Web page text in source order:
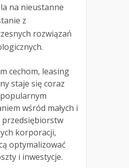
na nieustanne
z
rozwiązań
cechom, leasing
staje się coraz
wśród małych i
przedsiębiorstw
korporacji,
optymalizować
i inwestycje.